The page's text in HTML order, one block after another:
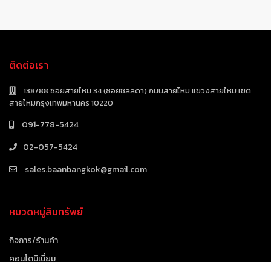
ติดต่อเรา
138/88 ซอยสายไหม 34 (ซอยชลลดา) ถนนสายไหม แขวงสายไหม เขต
สายไหมกรุงเทพมหานคร 10220
091-778-5424
02-057-5424
sales.baanbangkok@gmail.com
หมวดหมู่สินทรัพย์
กิจการ/ร้านค้า
คอนโดมิเนี่ยม